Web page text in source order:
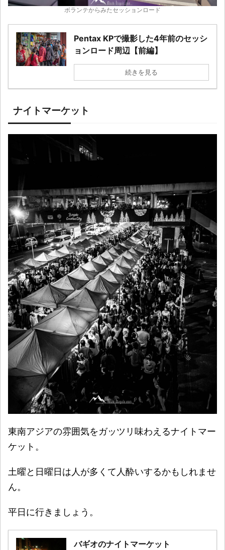
ボランテからみたセッションロード
Pentax KPで撮影した4年前のセッシ
ョンロード周辺【前編】
続きを見る
ナイトマーケット
東南アジアの雰囲気をガッツリ味わえるナイトマー
ケット。
土曜と日曜日は人が多くて人酔いするかもしれませ
ん。
平日に行きましょう。
バギオのナイトマーケット